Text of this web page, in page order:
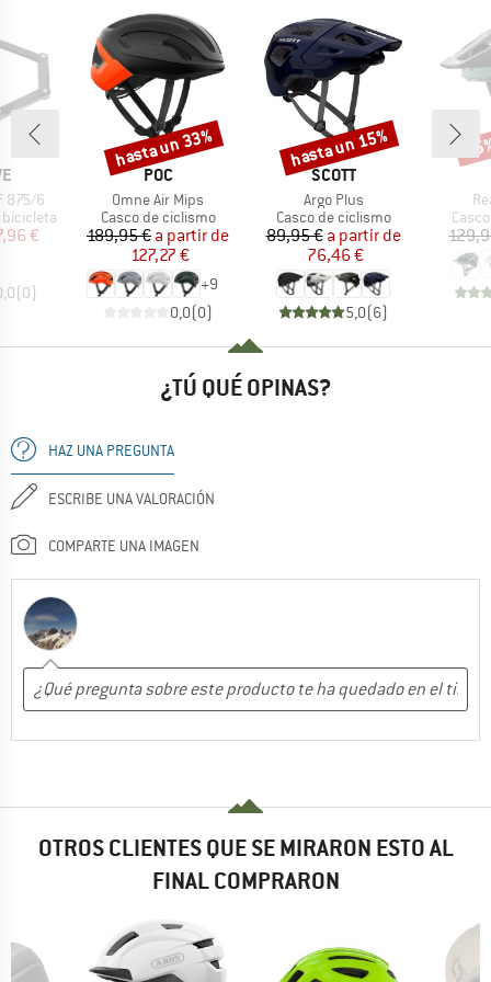
875/6
reducido
€
(0)
MARCA
POC
Artículo
Omne Air Mips
Product group
Casco de ciclismo
Precio
189,95 € Precio reducido
a partir de
127,27 €
+9
0,0(0)
Descuento
hasta un 33%
MARCA
SCOTT
Artículo
Argo Plus
Product group
Casco de ciclismo
Precio
89,95 € Precio reducido
a partir de
76,46 €
5,0(6)
Descuento
hasta un 15%
¿TÚ QUÉ OPINAS?
HAZ UNA PREGUNTA
ESCRIBE UNA VALORACIÓN
COMPARTE UNA IMAGEN
OTROS CLIENTES QUE SE MIRARON ESTO AL
FINAL COMPRARON